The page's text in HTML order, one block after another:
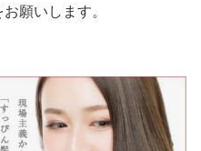
願いします。